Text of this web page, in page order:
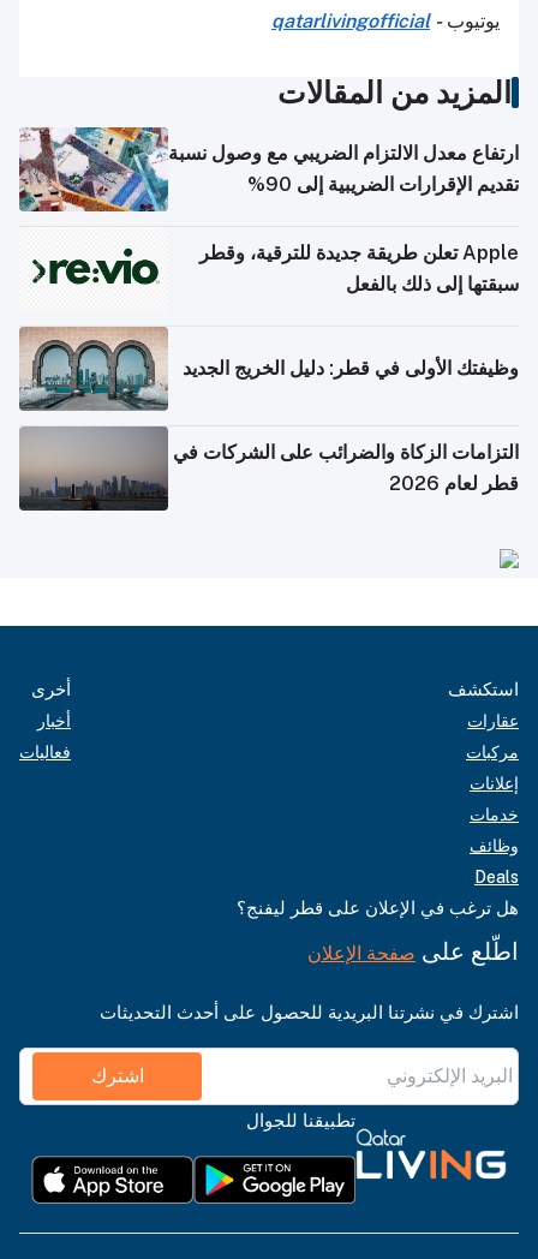
يوتيوب-
qatarlivingofficial
المزيد من المقالات
ارتفاع معدل الالتزام الضريبي مع وصول نسبة
تقديم الإقرارات الضريبية إلى 90%
Apple تعلن طريقة جديدة للترقية، وقطر
سبقتها إلى ذلك بالفعل
وظيفتك الأولى في قطر: دليل الخريج الجديد
التزامات الزكاة والضرائب على الشركات في
قطر لعام 2026
استكشف
عقارات
مركبات
إعلانات
خدمات
وظائف
Deals
أخرى
أخبار
فعاليات
هل ترغب في الإعلان على قطر ليفنج؟
اطّلع على صفحة الإعلان
اشترك في نشرتنا البريدية للحصول على أحدث التحديثات
اشترك
تطبيقنا للجوال